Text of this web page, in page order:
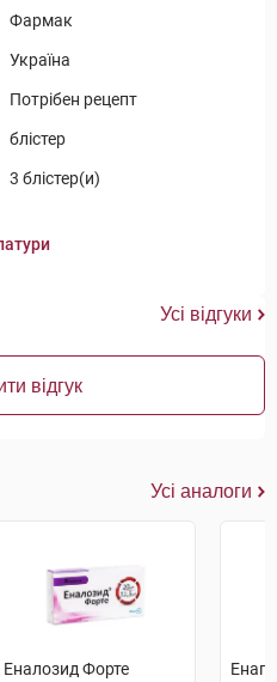
Фармак
Україна
Потрібен рецепт
блістер
3 блістер(и)
Усі відгуки
відгук
Усі аналоги
Еналозид Форте
Енап